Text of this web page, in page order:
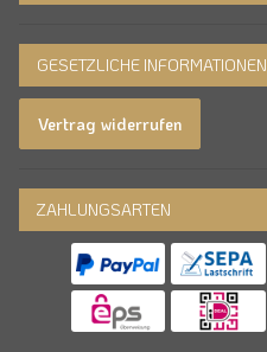
GESETZLICHE INFORMATIONEN
Vertrag widerrufen
ZAHLUNGSARTEN